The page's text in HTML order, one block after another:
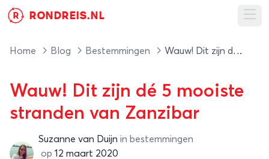
R RONDREIS.NL
Home Blog Bestemmingen Wauw! Dit zijn dé 5 mooiste stranden van Zanzibar
Wauw! Dit zijn dé 5 mooiste
stranden van Zanzibar
Suzanne van Duijn
Suzanne van Duijn in bestemmingen
op 12 maart 2020